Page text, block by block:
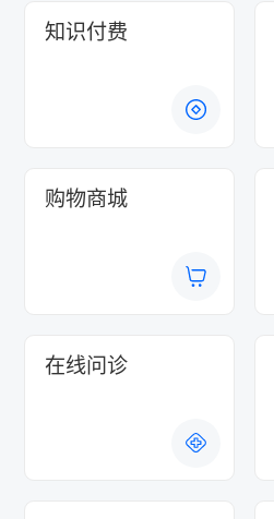
知识付费
购物商城
在线问诊